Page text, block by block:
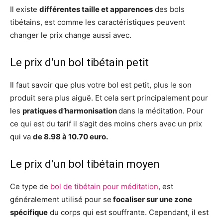
Il existe différentes taille et apparences des bols
tibétains, est comme les caractéristiques peuvent
changer le prix change aussi avec.
Le prix d’un bol tibétain petit
Il faut savoir que plus votre bol est petit, plus le son
produit sera plus aiguë. Et cela sert principalement pour
les pratiques d’harmonisationdans la méditation. Pour
ce qui est du tarif il s’agit des moins chers avec un prix
qui va de 8.98 à 10.70 euro.
Le prix d’un bol tibétain moyen
Ce type de bol de tibétain pour méditation, est
généralement utilisé pour se focaliser sur une zone
spécifique du corps qui est souffrante. Cependant, il est